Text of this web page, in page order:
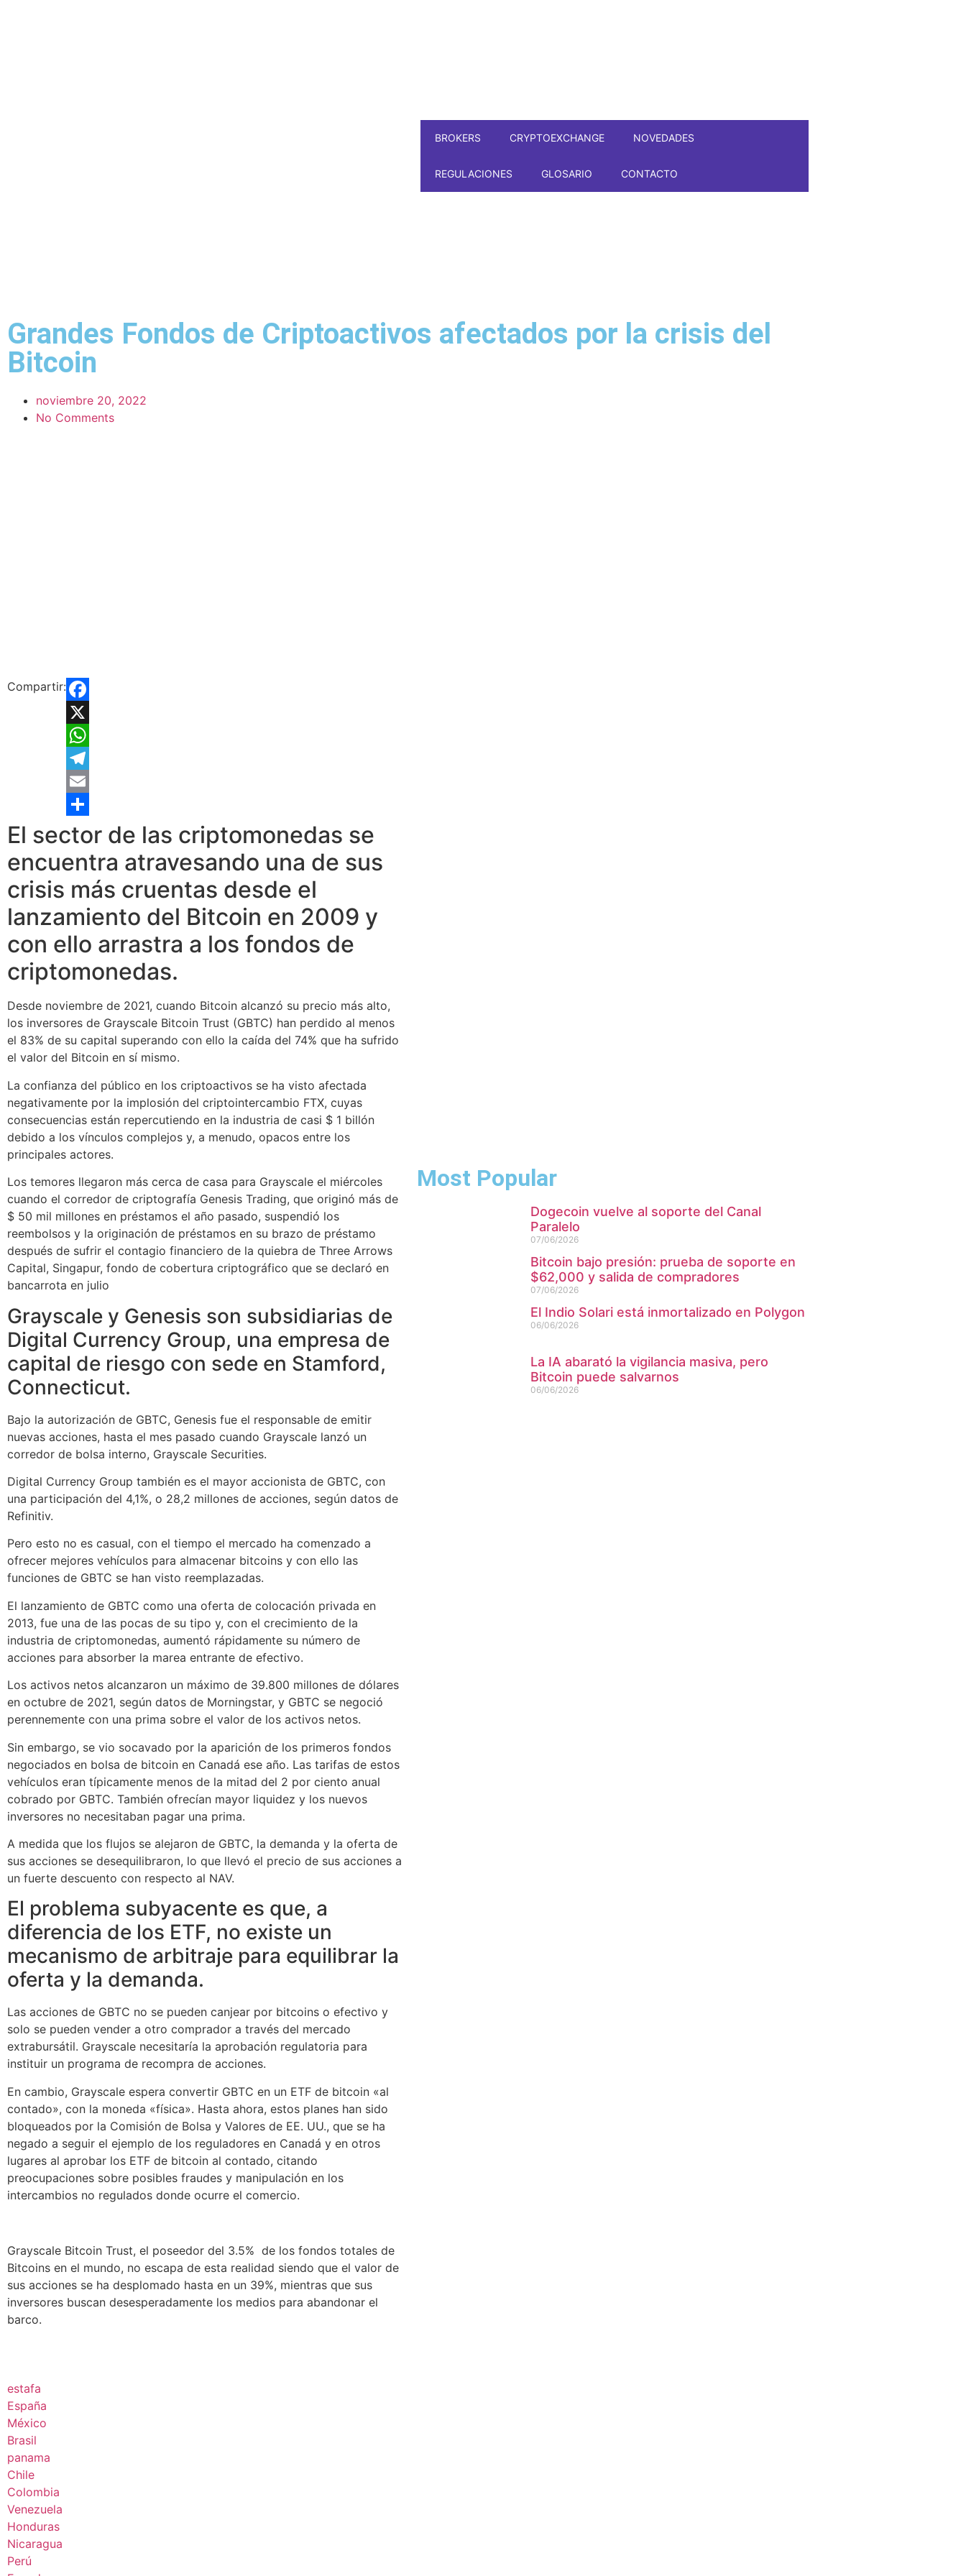
BROKERS CRYPTOEXCHANGE NOVEDADES
REGULACIONES GLOSARIO CONTACTO
Grandes Fondos de Criptoactivos afectados por la crisis del
Bitcoin
noviembre 20, 2022
No Comments
Compartir:
Facebook
X
WhatsApp
Telegram
Email
Compartir
El sector de las criptomonedas se
encuentra atravesando una de sus
crisis más cruentas desde el
lanzamiento del Bitcoin en 2009 y
con ello arrastra a los fondos de
criptomonedas.
Desde noviembre de 2021, cuando Bitcoin alcanzó su precio más alto,
los inversores de Grayscale Bitcoin Trust (GBTC) han perdido al menos
el 83% de su capital superando con ello la caída del 74% que ha sufrido
el valor del Bitcoin en sí mismo.
La confianza del público en los criptoactivos se ha visto afectada
negativamente por la implosión del criptointercambio FTX, cuyas
consecuencias están repercutiendo en la industria de casi $ 1 billón
debido a los vínculos complejos y, a menudo, opacos entre los
principales actores.
Los temores llegaron más cerca de casa para Grayscale el miércoles
cuando el corredor de criptografía Genesis Trading, que originó más de
$ 50 mil millones en préstamos el año pasado, suspendió los
reembolsos y la originación de préstamos en su brazo de préstamo
después de sufrir el contagio financiero de la quiebra de Three Arrows
Capital, Singapur, fondo de cobertura criptográfico que se declaró en
bancarrota en julio
Grayscale y Genesis son subsidiarias de
Digital Currency Group, una empresa de
capital de riesgo con sede en Stamford,
Connecticut.
Bajo la autorización de GBTC, Genesis fue el responsable de emitir
nuevas acciones, hasta el mes pasado cuando Grayscale lanzó un
corredor de bolsa interno, Grayscale Securities.
Digital Currency Group también es el mayor accionista de GBTC, con
una participación del 4,1%, o 28,2 millones de acciones, según datos de
Refinitiv.
Pero esto no es casual, con el tiempo el mercado ha comenzado a
ofrecer mejores vehículos para almacenar bitcoins y con ello las
funciones de GBTC se han visto reemplazadas.
El lanzamiento de GBTC como una oferta de colocación privada en
2013, fue una de las pocas de su tipo y, con el crecimiento de la
industria de criptomonedas, aumentó rápidamente su número de
acciones para absorber la marea entrante de efectivo.
Los activos netos alcanzaron un máximo de 39.800 millones de dólares
en octubre de 2021, según datos de Morningstar, y GBTC se negoció
perennemente con una prima sobre el valor de los activos netos.
Sin embargo, se vio socavado por la aparición de los primeros fondos
negociados en bolsa de bitcoin en Canadá ese año. Las tarifas de estos
vehículos eran típicamente menos de la mitad del 2 por ciento anual
cobrado por GBTC. También ofrecían mayor liquidez y los nuevos
inversores no necesitaban pagar una prima.
A medida que los flujos se alejaron de GBTC, la demanda y la oferta de
sus acciones se desequilibraron, lo que llevó el precio de sus acciones a
un fuerte descuento con respecto al NAV.
El problema subyacente es que, a
diferencia de los ETF, no existe un
mecanismo de arbitraje para equilibrar la
oferta y la demanda.
Las acciones de GBTC no se pueden canjear por bitcoins o efectivo y
solo se pueden vender a otro comprador a través del mercado
extrabursátil. Grayscale necesitaría la aprobación regulatoria para
instituir un programa de recompra de acciones.
En cambio, Grayscale espera convertir GBTC en un ETF de bitcoin «al
contado», con la moneda «física». Hasta ahora, estos planes han sido
bloqueados por la Comisión de Bolsa y Valores de EE. UU., que se ha
negado a seguir el ejemplo de los reguladores en Canadá y en otros
lugares al aprobar los ETF de bitcoin al contado, citando
preocupaciones sobre posibles fraudes y manipulación en los
intercambios no regulados donde ocurre el comercio.
Grayscale Bitcoin Trust, el poseedor del 3.5% de los fondos totales de
Bitcoins en el mundo, no escapa de esta realidad siendo que el valor de
sus acciones se ha desplomado hasta en un 39%, mientras que sus
inversores buscan desesperadamente los medios para abandonar el
barco.
estafa
España
México
Brasil
panama
Chile
Colombia
Venezuela
Honduras
Nicaragua
Perú
Most Popular
Dogecoin vuelve al soporte del Canal
Paralelo
07/06/2026
Bitcoin bajo presión: prueba de soporte en
$62,000 y salida de compradores
07/06/2026
El Indio Solari está inmortalizado en Polygon
06/06/2026
La IA abarató la vigilancia masiva, pero
Bitcoin puede salvarnos
06/06/2026